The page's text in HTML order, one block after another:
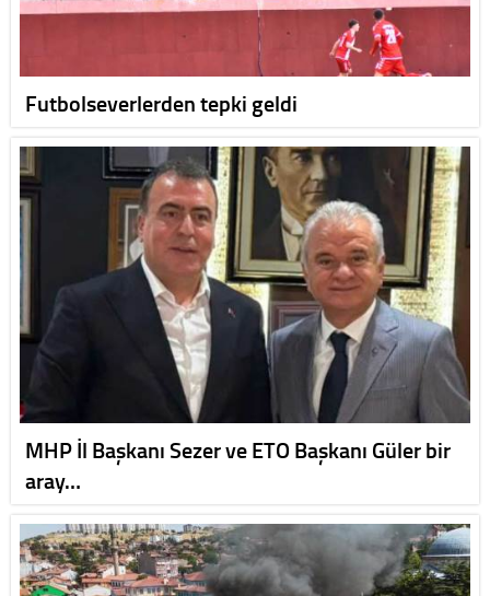
Futbolseverlerden tepki geldi
MHP İl Başkanı Sezer ve ETO Başkanı Güler bir
aray…